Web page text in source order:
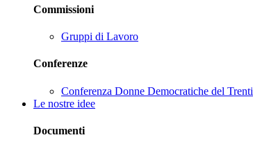
Commissioni
Gruppi di Lavoro
Conferenze
Conferenza Donne Democratiche del Trenti
Le nostre idee
Documenti